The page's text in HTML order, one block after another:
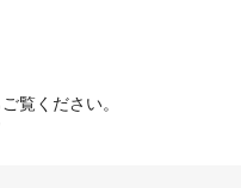
覧ください。